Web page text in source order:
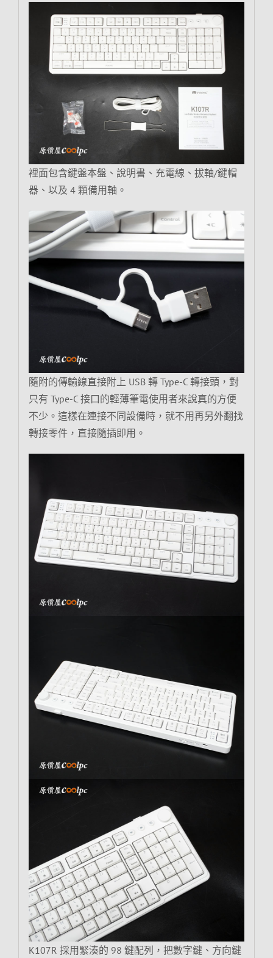
裡面包含鍵盤本盤、說明書、充電線、拔軸/鍵帽
器、以及 4 顆備用軸。
隨附的傳輸線直接附上 USB 轉 Type-C 轉接頭，對
只有 Type-C 接口的輕薄筆電使用者來說真的方便
不少。這樣在連接不同設備時，就不用再另外翻找
轉接零件，直接隨插即用。
K107R 採用緊湊的 98 鍵配列，把數字鍵、方向鍵